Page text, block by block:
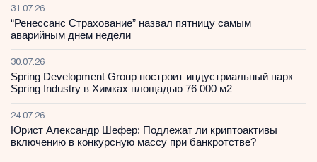
31.07.26
“Ренессанс Страхование” назвал пятницу самым
аварийным днем недели
30.07.26
Spring Development Group построит индустриальный парк
Spring Industry в Химках площадью 76 000 м2
24.07.26
Юрист Александр Шефер: Подлежат ли криптоактивы
включению в конкурсную массу при банкротстве?